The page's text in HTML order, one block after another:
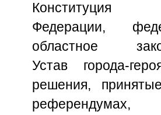
Конституция
Федерации,
областное
Устав города-
решения,